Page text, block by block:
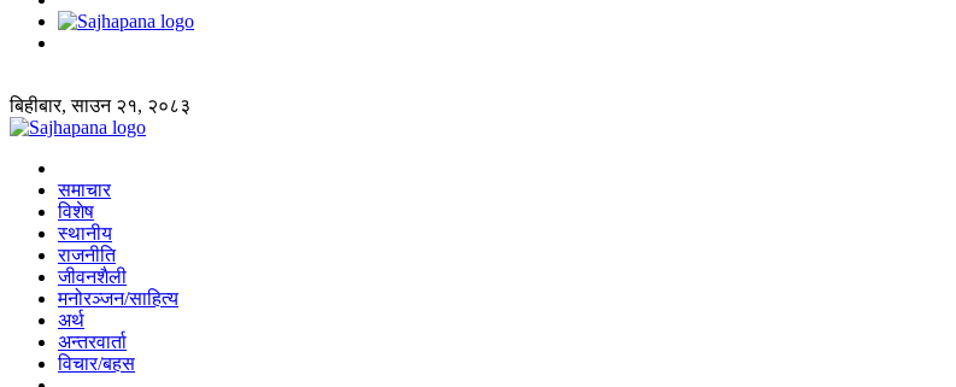
बिहीबार, साउन २१, २०८३
समाचार
विशेष
स्थानीय
राजनीति
जीवनशैली
मनोरञ्जन/साहित्य
अर्थ
अन्तरवार्ता
विचार/बहस